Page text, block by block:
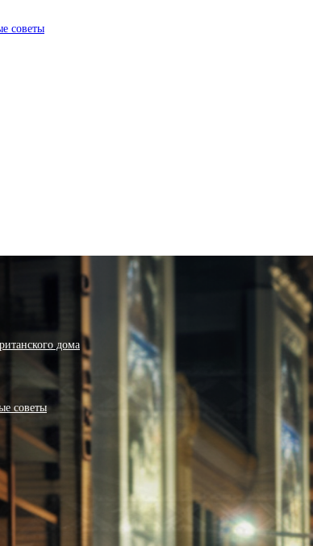
советы
дома
советы